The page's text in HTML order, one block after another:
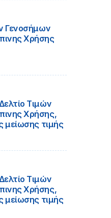
Γενοσήμων
Χρήσης
Τιμών
Χρήσης,
μείωσης τιμής
Τιμών
Χρήσης,
μείωσης τιμής